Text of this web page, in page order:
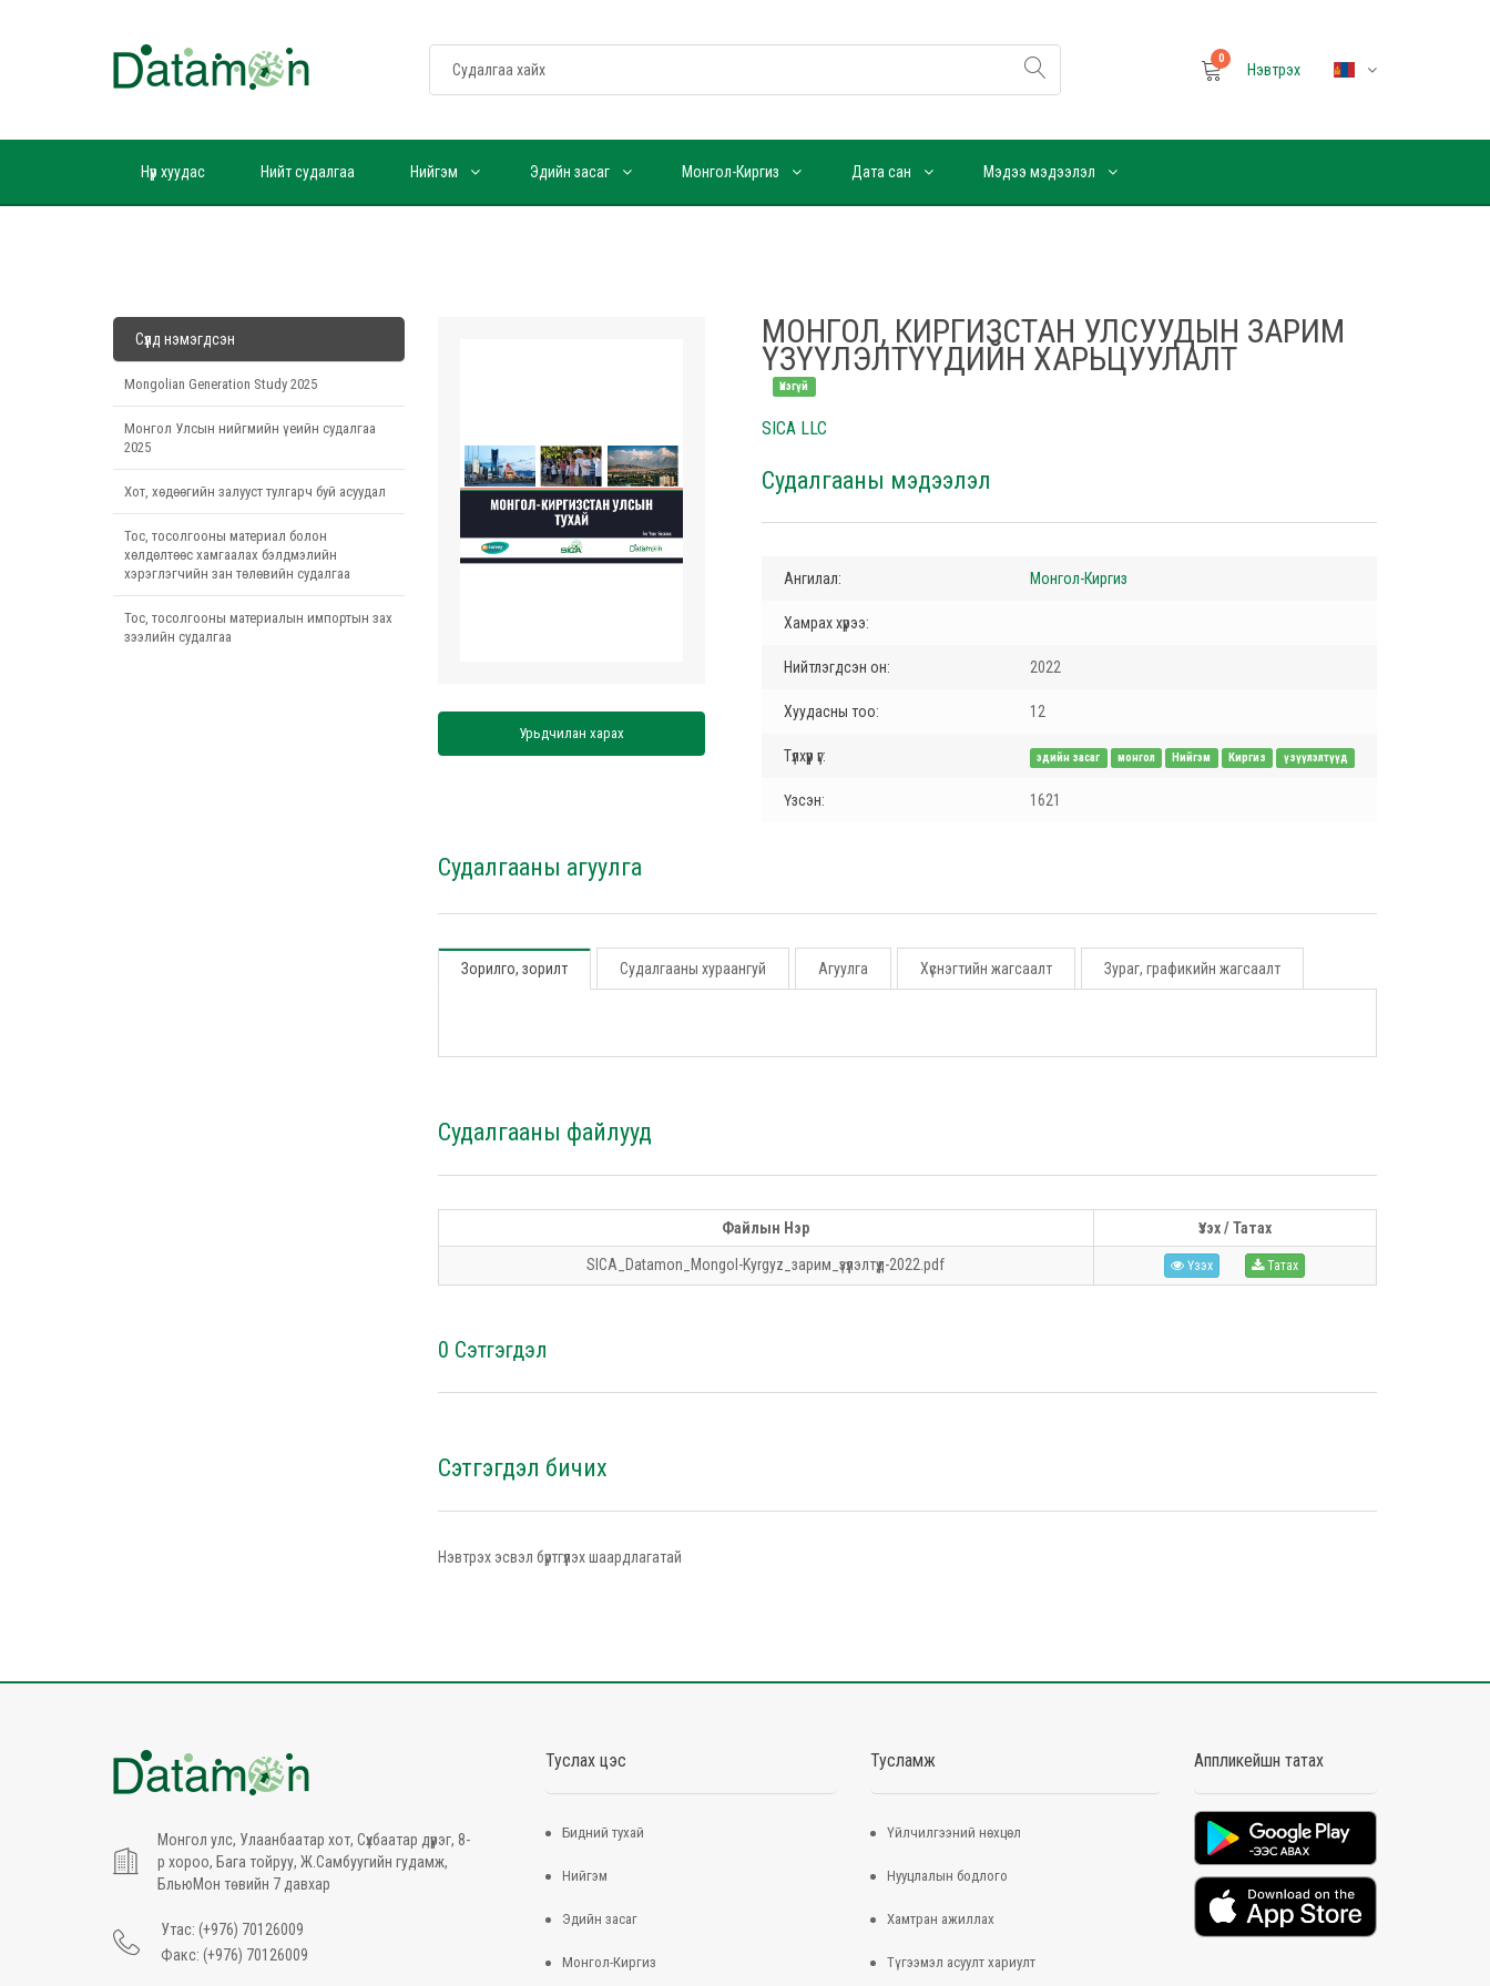
Нэвтрэх
0
Нүүр хуудас Нийт судалгаа Нийгэм Эдийн засаг Монгол-Киргиз Дата сан Мэдээ мэдээлэл
Урьдчилан харах
МОНГОЛ, КИРГИЗСТАН УЛСУУДЫН ЗАРИМ
ҮЗҮҮЛЭЛТҮҮДИЙН ХАРЬЦУУЛАЛТ
Үнэгүй
SICA LLC
Судалгааны мэдээлэл
Ангилал: Монгол-Киргиз
Хамрах хүрээ:
Нийтлэгдсэн он: 2022
Хуудасны тоо: 12
Түлхүүр үг: эдийн засаг монгол Нийгэм Киргиз үзүүлэлтүүд
Үзсэн: 1621
Судалгааны агуулга
Зорилго, зорилт Судалгааны хураангуй Агуулга Хүснэгтийн жагсаалт Зураг, графикийн жагсаалт
Судалгааны файлууд
Файлын Нэр Үзэх / Татах
SICA_Datamon_Mongol-Kyrgyz_зарим_үзүүлэлтүүд-2022.pdf Үзэх Татах
0 Сэтгэгдэл
Сэтгэгдэл бичих
Нэвтрэх эсвэл бүртгүүлэх шаардлагатай
Сүүлд нэмэгдсэн
Mongolian Generation Study 2025
Монгол Улсын нийгмийн үеийн судалгаа
2025
Хот, хөдөөгийн залууст тулгарч буй асуудал
Тос, тосолгооны материал болон
хөлдөлтөөс хамгаалах бэлдмэлийн
хэрэглэгчийн зан төлөвийн судалгаа
Тос, тосолгооны материалын импортын зах
зээлийн судалгаа
Монгол улс, Улаанбаатар хот, Сүхбаатар дүүрэг, 8-
р хороо, Бага тойруу, Ж.Самбуугийн гудамж,
БльюМон төвийн 7 давхар
Утас: (+976) 70126009
Факс: (+976) 70126009
Туслах цэс
Бидний тухай
Нийгэм
Эдийн засаг
Монгол-Киргиз
Тусламж
Үйлчилгээний нөхцөл
Нууцлалын бодлого
Хамтран ажиллах
Түгээмэл асуулт хариулт
Аппликейшн татах